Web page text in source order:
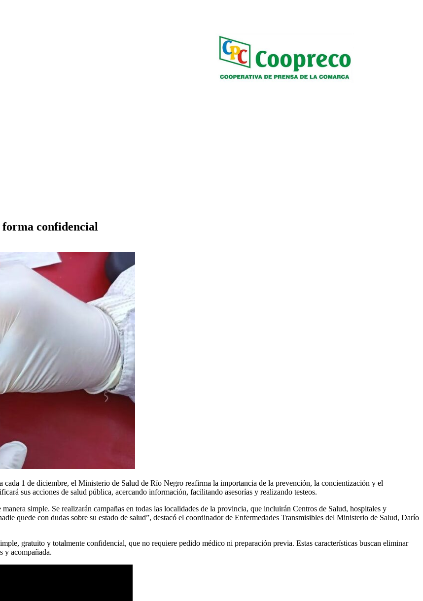
confidencial
1 de diciembre, el Ministerio de Salud de Río Negro reafirma la importancia de la prevención, la concientización y el
sus acciones de salud pública, acercando información, facilitando asesorías y realizando testeos.
simple. Se realizarán campañas en todas las localidades de la provincia, que incluirán Centros de Salud, hospitales y
quede con dudas sobre su estado de salud”, destacó el coordinador de Enfermedades Transmisibles del Ministerio de Salud, Darío
gratuito y totalmente confidencial, que no requiere pedido médico ni preparación previa. Estas características buscan eliminar
y acompañada.